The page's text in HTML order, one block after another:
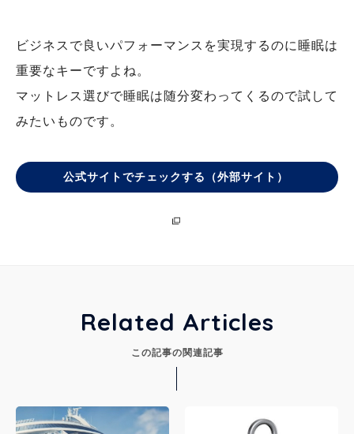
ビジネスで良いパフォーマンスを実現するのに睡眠は
重要なキーですよね。
マットレス選びで睡眠は随分変わってくるので試して
みたいものです。
公式サイトでチェックする（外部サイト）
Related Articles
この記事の関連記事